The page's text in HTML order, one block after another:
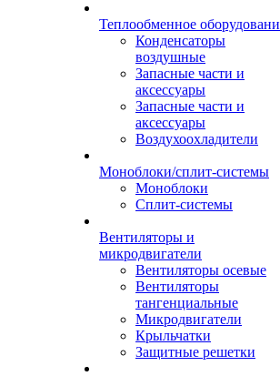
Теплообменное
Конденсаторы
воздушные
Запасные части и
аксессуары
Запасные части и
аксессуары
Воздухоохладители
Моноблоки/сплит-системы
Моноблоки
Сплит-системы
Вентиляторы и
микродвигатели
Вентиляторы осевые
Вентиляторы
тангенциальные
Микродвигатели
Крыльчатки
Защитные решетки